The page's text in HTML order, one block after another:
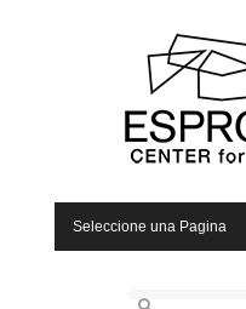
Seleccione una Pagina